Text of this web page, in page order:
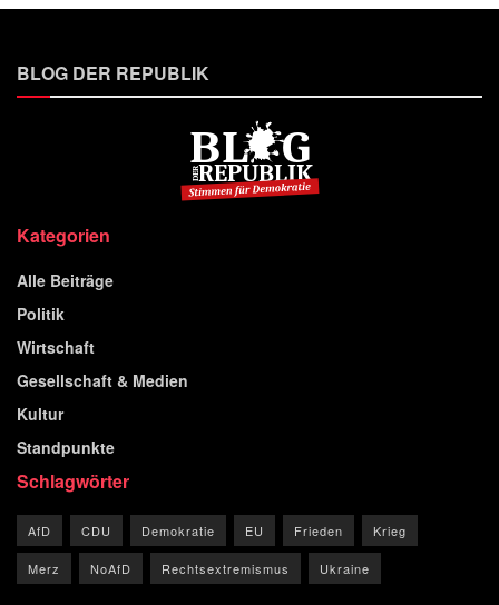
BLOG DER REPUBLIK
Kategorien
Alle Beiträge
Politik
Wirtschaft
Gesellschaft & Medien
Kultur
Standpunkte
Schlagwörter
AfD CDU Demokratie EU Frieden Krieg
Merz NoAfD Rechtsextremismus Ukraine